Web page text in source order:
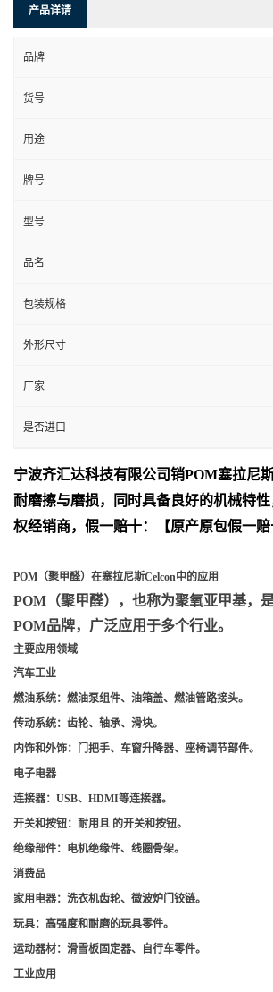
产品详请
品牌
货号
用途
牌号
型号
品名
包装规格
外形尺寸
厂家
是否进口
宁波齐汇达科技有限公司销POM塞拉尼
耐磨擦与磨损，同时具备良好的机械特
权经销商，假一赔十：【原产原包假一
POM（聚甲醛）在塞拉尼斯Celcon中的应用
POM（聚甲醛）
，也称为聚氧亚甲基，
POM品牌，广泛应用于多个行业。
主要应用领域
汽车工业
燃油系统：燃油泵组件、油箱盖、燃油管路接头。
传动系统：齿轮、轴承、滑块。
内饰和外饰：门把手、车窗升降器、座椅调节部件。
电子电器
连接器：USB、HDMI等连接器。
开关和按钮：耐用且 的开关和按钮。
绝缘部件：电机绝缘件、线圈骨架。
消费品
家用电器：洗衣机齿轮、微波炉门铰链。
玩具：高强度和耐磨的玩具零件。
运动器材：滑雪板固定器、自行车零件。
工业应用